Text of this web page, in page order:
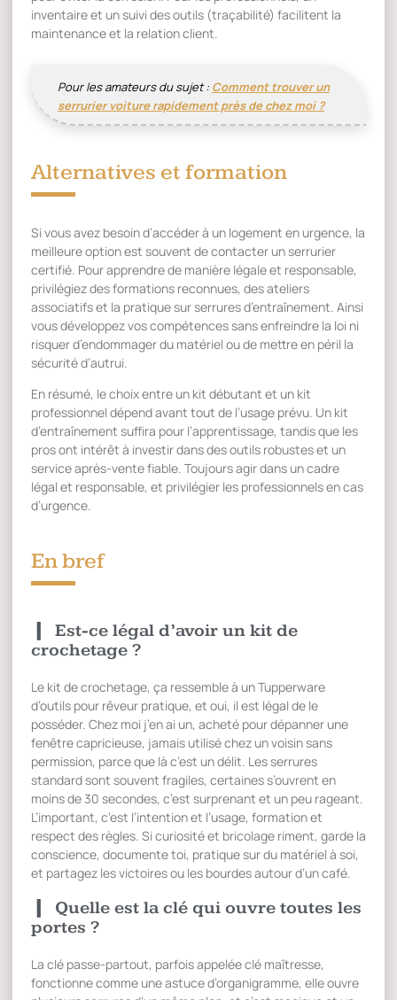
inventaire et un suivi des outils (traçabilité) facilitent la
maintenance et la relation client.
Pour les amateurs du sujet : Comment trouver un
serrurier voiture rapidement près de chez moi ?
Alternatives et formation
Si vous avez besoin d’accéder à un logement en urgence, la
meilleure option est souvent de contacter un serrurier
certifié. Pour apprendre de manière légale et responsable,
privilégiez des formations reconnues, des ateliers
associatifs et la pratique sur serrures d’entraînement. Ainsi
vous développez vos compétences sans enfreindre la loi ni
risquer d’endommager du matériel ou de mettre en péril la
sécurité d’autrui.
En résumé, le choix entre un kit débutant et un kit
professionnel dépend avant tout de l’usage prévu. Un kit
d’entraînement suffira pour l’apprentissage, tandis que les
pros ont intérêt à investir dans des outils robustes et un
service après-vente fiable. Toujours agir dans un cadre
légal et responsable, et privilégier les professionnels en cas
d’urgence.
En bref
Est-ce légal d’avoir un kit de
crochetage ?
Le kit de crochetage, ça ressemble à un Tupperware
d’outils pour rêveur pratique, et oui, il est légal de le
posséder. Chez moi j’en ai un, acheté pour dépanner une
fenêtre capricieuse, jamais utilisé chez un voisin sans
permission, parce que là c’est un délit. Les serrures
standard sont souvent fragiles, certaines s’ouvrent en
moins de 30 secondes, c’est surprenant et un peu rageant.
L’important, c’est l’intention et l’usage, formation et
respect des règles. Si curiosité et bricolage riment, garde la
conscience, documente toi, pratique sur du matériel à soi,
et partagez les victoires ou les bourdes autour d’un café.
Quelle est la clé qui ouvre toutes les
portes ?
La clé passe-partout, parfois appelée clé maîtresse,
fonctionne comme une astuce d’organigramme, elle ouvre